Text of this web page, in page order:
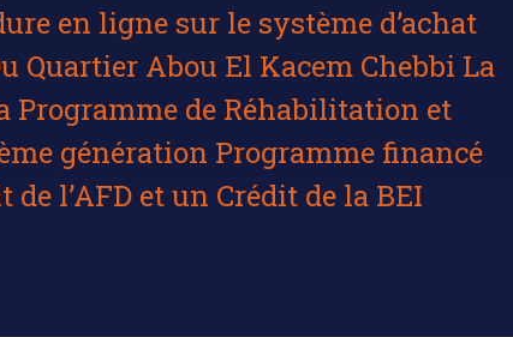
en ligne sur le système d’achat
Quartier Abou El Kacem Chebbi La
Programme de Réhabilitation et
génération Programme financé
de l’AFD et un Crédit de la BEI